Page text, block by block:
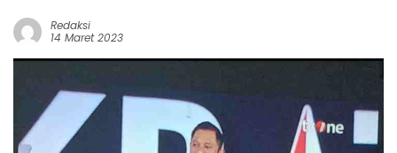
Redaksi
14 Maret 2023